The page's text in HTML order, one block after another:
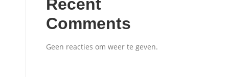
Recent
Comments
Geen reacties om weer te geven.